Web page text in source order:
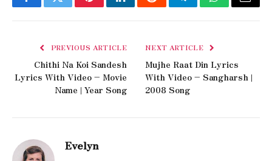
FacebookTwitterPinterestLinkedInRedditTelegramWhatsApp
Email
PREVIOUS ARTICLE
Chithi Na Koi Sandesh
Lyrics With Video – Movie
Name | Year Song
NEXT ARTICLE
Mujhe Raat Din Lyrics
With Video – Sangharsh |
2008 Song
Evelyn